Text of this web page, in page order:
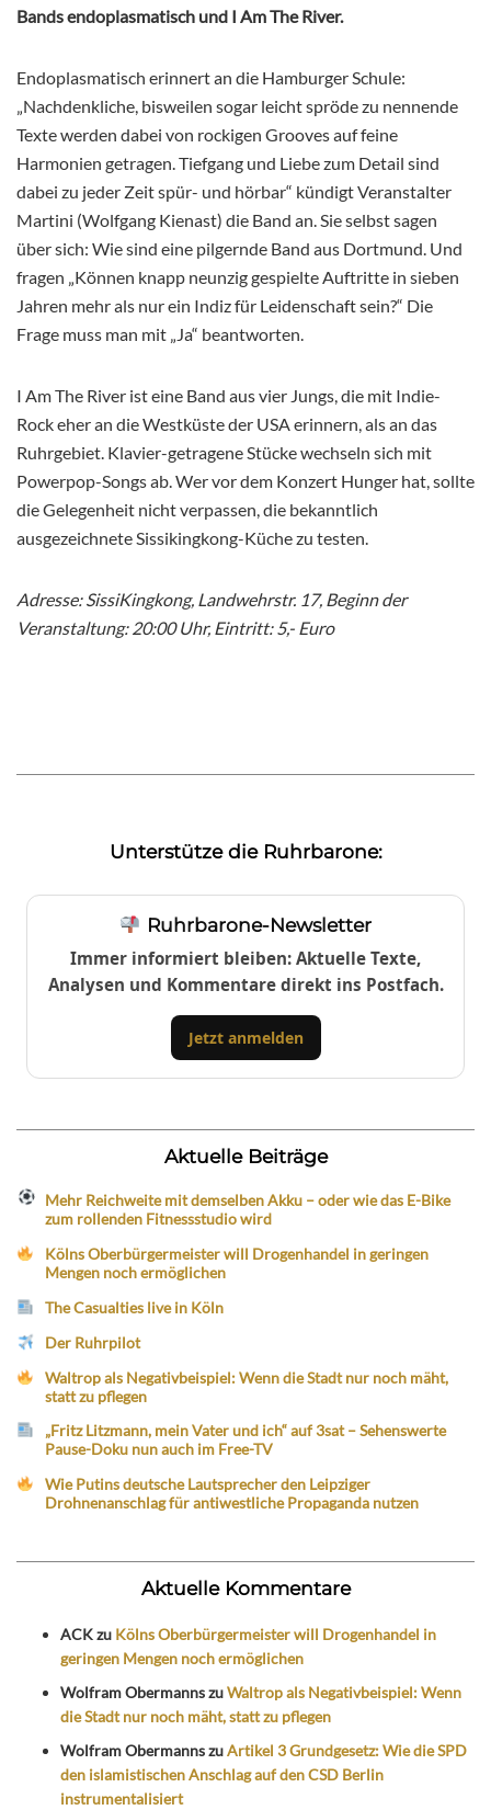
Bands endoplasmatisch und I Am The River.
Endoplasmatisch erinnert an die Hamburger Schule:
„Nachdenkliche, bisweilen sogar leicht spröde zu nennende
Texte werden dabei von rockigen Grooves auf feine
Harmonien getragen. Tiefgang und Liebe zum Detail sind
dabei zu jeder Zeit spür- und hörbar“ kündigt Veranstalter
Martini (Wolfgang Kienast) die Band an. Sie selbst sagen
über sich: Wie sind eine pilgernde Band aus Dortmund. Und
fragen „Können knapp neunzig gespielte Auftritte in sieben
Jahren mehr als nur ein Indiz für Leidenschaft sein?“ Die
Frage muss man mit „Ja“ beantworten.
I Am The River ist eine Band aus vier Jungs, die mit Indie-
Rock eher an die Westküste der USA erinnern, als an das
Ruhrgebiet. Klavier-getragene Stücke wechseln sich mit
Powerpop-Songs ab. Wer vor dem Konzert Hunger hat, sollte
die Gelegenheit nicht verpassen, die bekanntlich
ausgezeichnete Sissikingkong-Küche zu testen.
Adresse: SissiKingkong, Landwehrstr. 17, Beginn der
Veranstaltung: 20:00 Uhr, Eintritt: 5,- Euro
Unterstütze die Ruhrbarone:
Ruhrbarone-Newsletter
Immer informiert bleiben: Aktuelle Texte,
Analysen und Kommentare direkt ins Postfach.
Jetzt anmelden
Aktuelle Beiträge
Mehr Reichweite mit demselben Akku – oder wie das E-Bike
zum rollenden Fitnessstudio wird
Kölns Oberbürgermeister will Drogenhandel in geringen
Mengen noch ermöglichen
The Casualties live in Köln
Der Ruhrpilot
Waltrop als Negativbeispiel: Wenn die Stadt nur noch mäht,
statt zu pflegen
„Fritz Litzmann, mein Vater und ich“ auf 3sat – Sehenswerte
Pause-Doku nun auch im Free-TV
Wie Putins deutsche Lautsprecher den Leipziger
Drohnenanschlag für antiwestliche Propaganda nutzen
Aktuelle Kommentare
ACKzu Kölns Oberbürgermeister will Drogenhandel in
geringen Mengen noch ermöglichen
Wolfram ObermannszuWaltrop als Negativbeispiel: Wenn
die Stadt nur noch mäht, statt zu pflegen
Wolfram ObermannszuArtikel 3 Grundgesetz: Wie die SPD
den islamistischen Anschlag auf den CSD Berlin
instrumentalisiert